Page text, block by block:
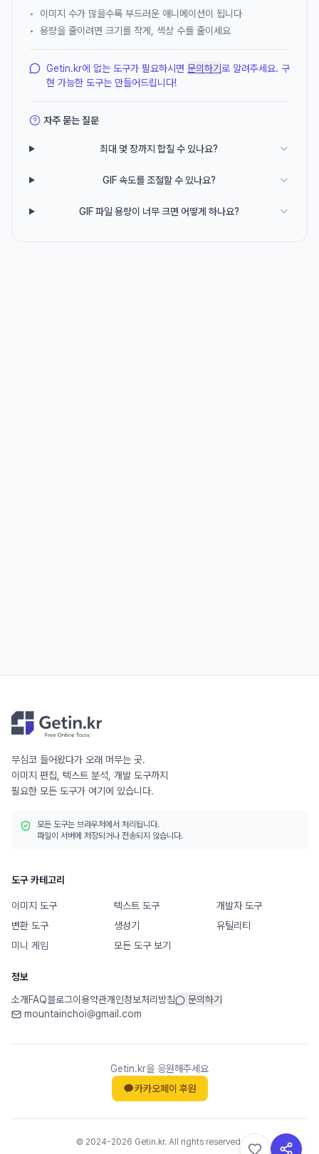
•
이미지 수가 많을수록 부드러운 애니메이션이 됩니다
•
용량을 줄이려면 크기를 작게, 색상 수를 줄이세요
Getin.kr에 없는 도구가 필요하시면 문의하기 로 알려주세요. 구
현 가능한 도구는 만들어드립니다!
자주 묻는 질문
최대 몇 장까지 합칠 수 있나요?
GIF 속도를 조절할 수 있나요?
GIF 파일 용량이 너무 크면 어떻게 하나요?
무심코 들어왔다가 오래 머무는 곳.
이미지 편집, 텍스트 분석, 개발 도구까지
필요한 모든 도구가 여기에 있습니다.
모든 도구는 브라우저에서 처리됩니다.
파일이 서버에 저장되거나 전송되지 않습니다.
도구 카테고리
이미지 도구 텍스트 도구
개발자 도구
변환 도구
생성기
유틸리티
미니 게임
모든 도구 보기
정보
소개 FAQ블로그이용약관개인정보처리방침
문의하기
mountainchoi@gmail.com
Getin.kr을 응원해주세요
카카오페이 후원
© 2024-2026 Getin.kr. All rights reserved.